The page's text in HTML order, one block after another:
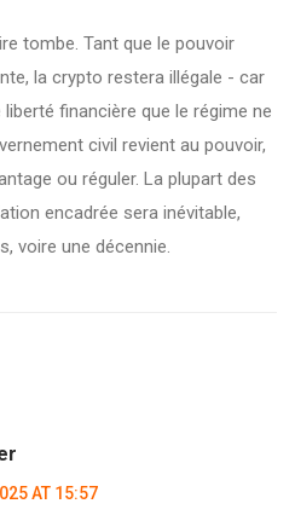
tombe. Tant que le pouvoir
la crypto restera illégale - car
financière que le régime ne
civil revient au pouvoir,
ou réguler. La plupart des
encadrée sera inévitable,
voire une décennie.
AT 15:57